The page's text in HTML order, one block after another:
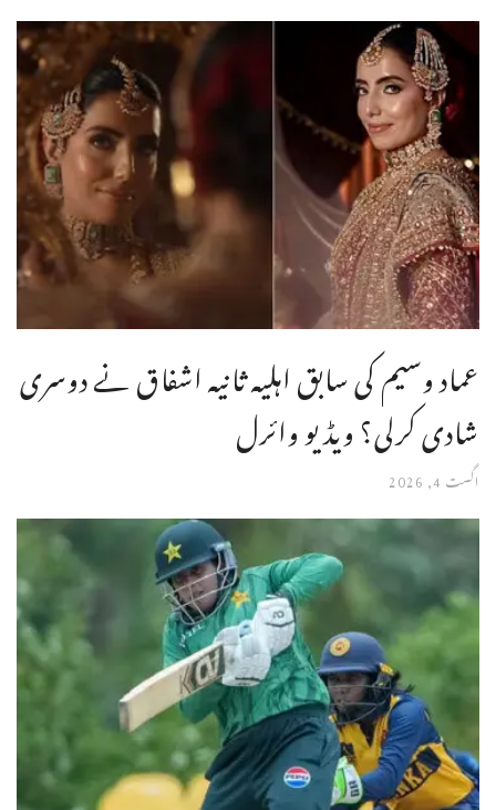
عماد وسیم کی سابق اہلیہ ثانیہ اشفاق نے دوسری
شادی کرلی؟ ویڈیو وائرل
اگست 4, 2026